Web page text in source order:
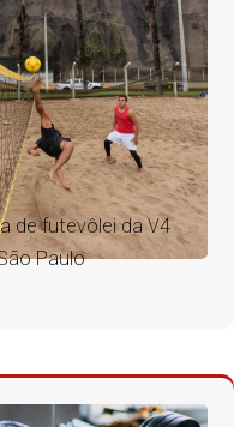
de futevôlei da V4
Paulo